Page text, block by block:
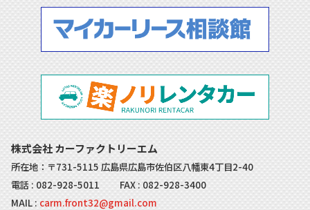
株式会社 カーファクトリーエム
所在地：〒731-5115 広島県広島市佐伯区八幡東4丁目2-40
電話 : 082-928-5011 FAX : 082-928-3400
MAIL : carm.front32@gmail.com